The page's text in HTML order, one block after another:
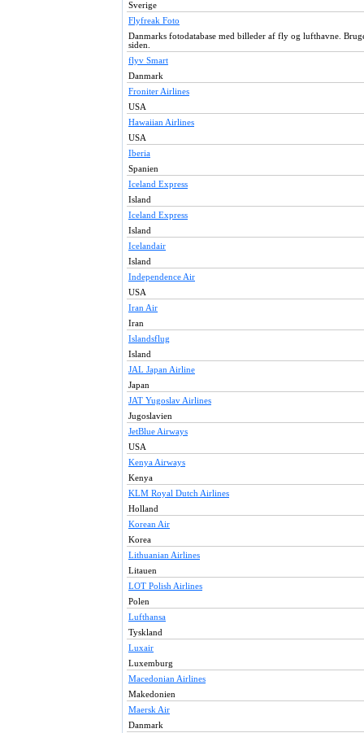
Sverige
Flyfreak Foto
Danmarks fotodatabase med billeder af fly og lufthavne.
siden.
flyv Smart
Danmark
Froniter Airlines
USA
Hawaiian Airlines
USA
Iberia
Spanien
Iceland Express
Island
Iceland Express
Island
Icelandair
Island
Independence Air
USA
Iran Air
Iran
Islandsflug
Island
JAL Japan Airline
Japan
JAT Yugoslav Airlines
Jugoslavien
JetBlue Airways
USA
Kenya Airways
Kenya
KLM Royal Dutch Airlines
Holland
Korean Air
Korea
Lithuanian Airlines
Litauen
LOT Polish Airlines
Polen
Lufthansa
Tyskland
Luxair
Luxemburg
Macedonian Airlines
Makedonien
Maersk Air
Danmark